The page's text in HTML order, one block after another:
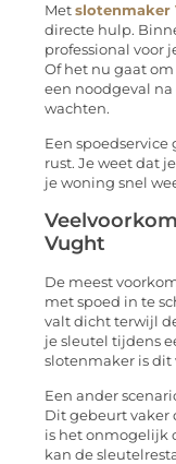
Met slotenmaker
directe hulp.
professional voor
Of het nu gaat
een noodgeval
wachten.
Een
rust. Je weet dat
je woning snel
Vught
De meest
met spoed in te
valt dicht terwijl
je sleutel tijdens
slotenmaker is dit
Een ander
Dit gebeurt vaker
is het onmogelijk
kan de